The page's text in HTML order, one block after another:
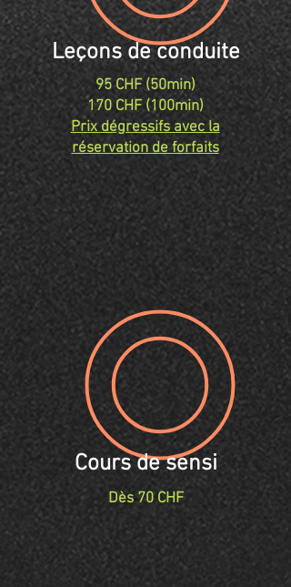
Leçons de conduite
95 CHF (50min)
170 CHF (100min)
Prix dégressifs avec la
réservation de forfaits
Cours de sensi
Dès 70 CHF